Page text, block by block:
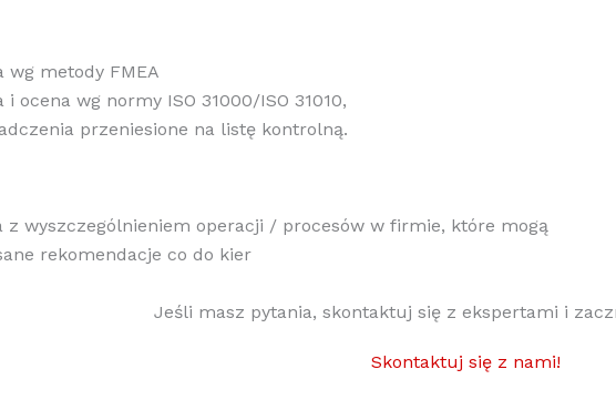
wg metody FMEA
ocena wg normy ISO 31000/ISO 31010,
przeniesione na listę kontrolną.
z wyszczególnieniem operacji / procesów w firmie, które mogą
rekomendacje co do kier
Jeśli masz pytania, skontaktuj się z ekspertami i
Skontaktuj się z nami!